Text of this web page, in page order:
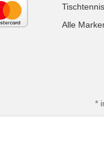
Tischtennis
Alle
*